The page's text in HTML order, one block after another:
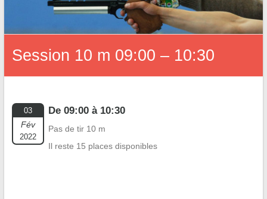
Session 10 m 09:00 – 10:30
03
Fév
2022
De 09:00 à 10:30
Pas de tir 10 m
Il reste 15 places disponibles